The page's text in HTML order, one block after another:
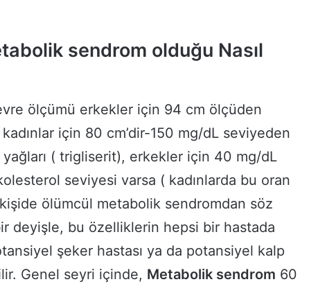
sendrom olduğu Nasıl
ölçümü erkekler için 94 cm ölçüden
için 80 cm’dir-150 mg/dL seviyeden
yağları ( trigliserit), erkekler için 40 mg/dL
seviyesi varsa ( kadınlarda bu oran
ölümcül metabolik sendromdan söz
deyişle, bu özelliklerin hepsi bir hastada
şeker hastası ya da potansiyel kalp
Genel seyri içinde, Metabolik sendrom 60